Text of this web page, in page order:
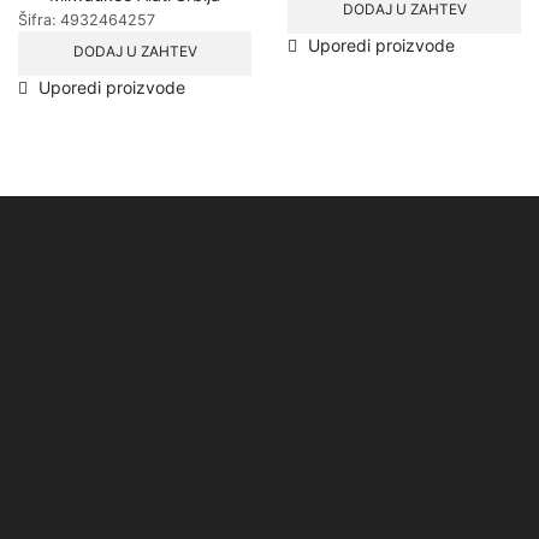
Šifra: 4932464257
DODAJ U ZAHTEV
Uporedi proizvode
DODAJ U ZAHTEV
Uporedi proizvode